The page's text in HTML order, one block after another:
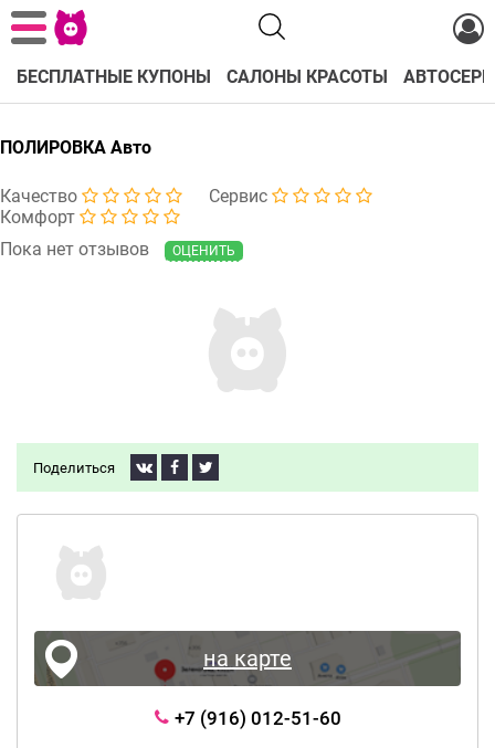
БЕСПЛАТНЫЕ КУПОНЫ САЛОНЫ КРАСОТЫ
ПОЛИРОВКА Авто
Качество
Сервис
Комфорт
Пока нет отзывов
ОЦЕНИТЬ
Поделиться
на карте
+7 (916) 012-51-60